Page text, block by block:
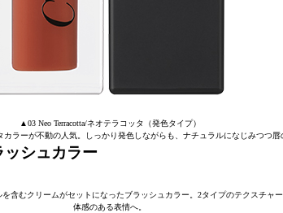
▲03 Neo Terracotta/ネオテラコッタ（発色タイプ）
カラーが不動の人気。しっかり発色しながらも、ナチュラルになじみつつ唇
シュカラー
含むクリームがセットになったブラッシュカラー。2タイプのテクスチャ
体感のある表情へ。